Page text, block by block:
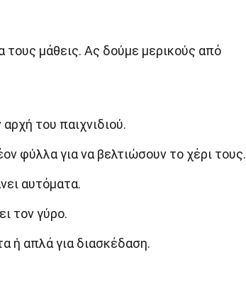
τους μάθεις. Ας δούμε μερικούς από
του παιχνιδιού.
φύλλα για να βελτιώσουν το χέρι τους.
αυτόματα.
τον γύρο.
ή απλά για διασκέδαση.